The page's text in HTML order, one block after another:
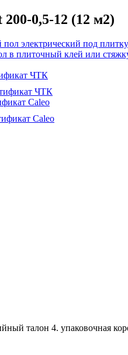
0,5-12 (12 м2)
электрический под плитку
в плиточный клей или
ЧТК
Caleo
талон 4. упаковочная